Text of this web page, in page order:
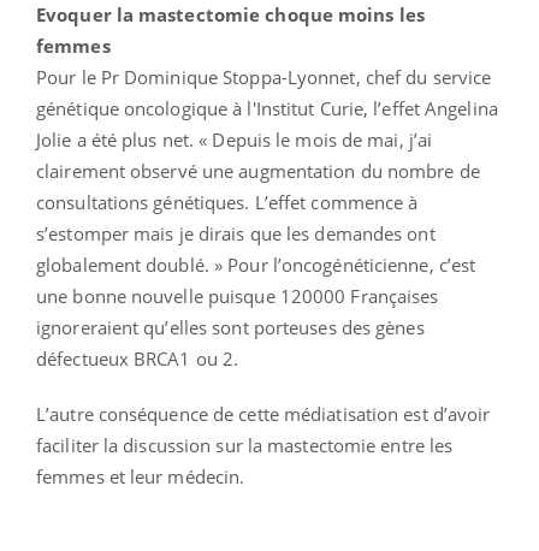
Evoquer la mastectomie choque moins les
femmes
Pour le Pr Dominique Stoppa-Lyonnet, chef du service
génétique oncologique à l'Institut Curie, l’effet Angelina
Jolie a été plus net. « Depuis le mois de mai, j’ai
clairement observé une augmentation du nombre de
consultations génétiques. L’effet commence à
s’estomper mais je dirais que les demandes ont
globalement doublé. » Pour l’oncogénéticienne, c’est
une bonne nouvelle puisque 120000 Françaises
ignoreraient qu’elles sont porteuses des gènes
défectueux BRCA1 ou 2.
L’autre conséquence de cette médiatisation est d’avoir
faciliter la discussion sur la mastectomie entre les
femmes et leur médecin.